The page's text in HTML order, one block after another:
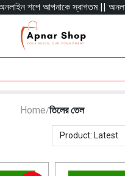
শপে আপনাকে স্বাগতম || অনলাইনে
Home/তিলের তেল